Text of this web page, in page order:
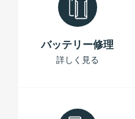
バッテリー修理
詳しく見る